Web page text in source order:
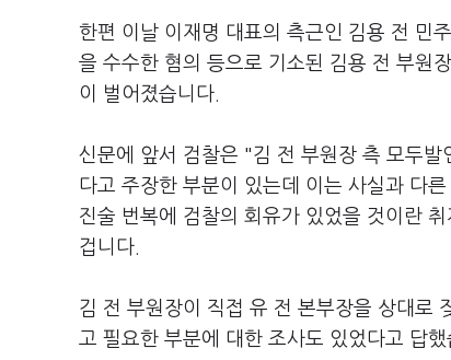
한편 이날 이재명 대표의 측근인 김용 전 민
을 수수한 혐의 등으로 기소된 김용 전 부원
이 벌어졌습니다.
신문에 앞서 검찰은 "김 전 부원장 측 모두
다고 주장한 부분이 있는데 이는 사실과 다
진술 번복에 검찰의 회유가 있었을 것이란
겁니다.
김 전 부원장이 직접 유 전 본부장을 상대로
고 필요한 부분에 대한 조사도 있었다고 답했